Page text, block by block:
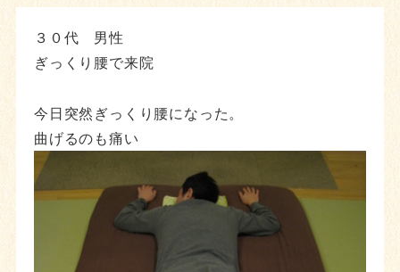
３０代 男性
ぎっくり腰で来院
今日突然ぎっくり腰になった。
曲げるのも痛い